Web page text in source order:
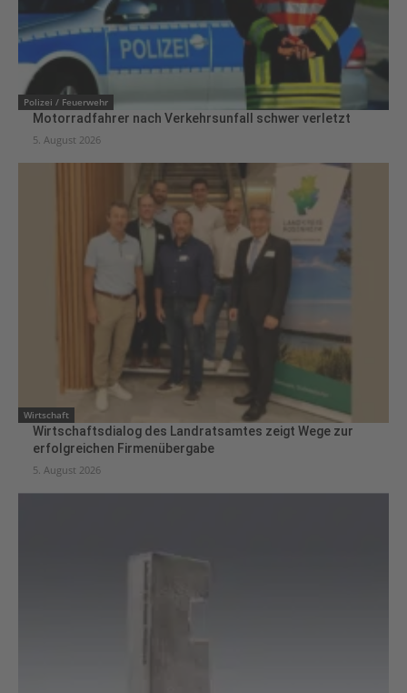
Polizei / Feuerwehr
Motorradfahrer nach Verkehrsunfall schwer verletzt
5. August 2026
Wirtschaft
Wirtschaftsdialog des Landratsamtes zeigt Wege zur
erfolgreichen Firmenübergabe
5. August 2026